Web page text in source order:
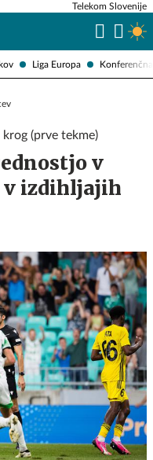
Liga Europa
Telekom Slovenije
(prve tekme)
v
v izdihljajih